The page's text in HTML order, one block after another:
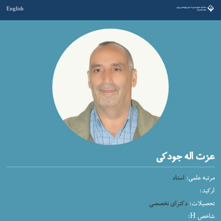
English
عزت اله جودکی
مرتبه علمی: استاد
ارکید:
تحصیلات: دکترای تخصصی
شاخص H: